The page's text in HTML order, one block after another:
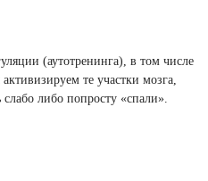
(аутотренинга), в том числе
те участки мозга,
либо попросту «спали».